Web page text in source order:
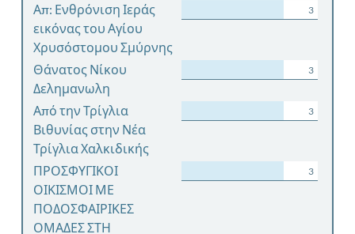
Απ: Ενθρόνιση Ιεράς
εικόνας του Αγίου
Χρυσόστομου Σμύρνης
3
Θάνατος Νίκου
Δελημανωλη
3
Από την Τρίγλια
Βιθυνίας στην Νέα
Τρίγλια Χαλκιδικής
3
ΠΡΟΣΦΥΓΙΚΟΙ
ΟΙΚΙΣΜΟΙ ΜΕ
ΠΟΔΟΣΦΑΙΡΙΚΕΣ
ΟΜΑΔΕΣ ΣΤΗ
3